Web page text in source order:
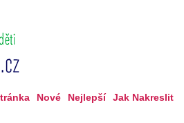
Nové Nejlepší Jak Nakreslit